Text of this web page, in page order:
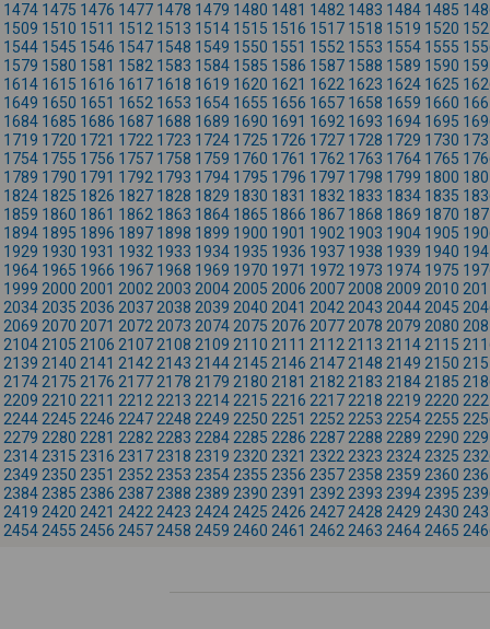
1474 1475 1476 1477 1478 1479 1480 1481 1482 1483 1484 1485
1509 1510 1511 1512 1513 1514 1515 1516 1517 1518 1519 1520
1544 1545 1546 1547 1548 1549 1550 1551 1552 1553 1554 1555
1579 1580 1581 1582 1583 1584 1585 1586 1587 1588 1589 1590
1614 1615 1616 1617 1618 1619 1620 1621 1622 1623 1624 1625
1649 1650 1651 1652 1653 1654 1655 1656 1657 1658 1659 1660
1684 1685 1686 1687 1688 1689 1690 1691 1692 1693 1694 1695
1719 1720 1721 1722 1723 1724 1725 1726 1727 1728 1729 1730
1754 1755 1756 1757 1758 1759 1760 1761 1762 1763 1764 1765
1789 1790 1791 1792 1793 1794 1795 1796 1797 1798 1799 1800
1824 1825 1826 1827 1828 1829 1830 1831 1832 1833 1834 1835
1859 1860 1861 1862 1863 1864 1865 1866 1867 1868 1869 1870
1894 1895 1896 1897 1898 1899 1900 1901 1902 1903 1904 1905
1929 1930 1931 1932 1933 1934 1935 1936 1937 1938 1939 1940
1964 1965 1966 1967 1968 1969 1970 1971 1972 1973 1974 1975
1999 2000 2001 2002 2003 2004 2005 2006 2007 2008 2009 2010
2034 2035 2036 2037 2038 2039 2040 2041 2042 2043 2044 2045
2069 2070 2071 2072 2073 2074 2075 2076 2077 2078 2079 2080
2104 2105 2106 2107 2108 2109 2110 2111 2112 2113 2114 2115
2139 2140 2141 2142 2143 2144 2145 2146 2147 2148 2149 2150
2174 2175 2176 2177 2178 2179 2180 2181 2182 2183 2184 2185
2209 2210 2211 2212 2213 2214 2215 2216 2217 2218 2219 2220
2244 2245 2246 2247 2248 2249 2250 2251 2252 2253 2254 2255
2279 2280 2281 2282 2283 2284 2285 2286 2287 2288 2289 2290
2314 2315 2316 2317 2318 2319 2320 2321 2322 2323 2324 2325
2349 2350 2351 2352 2353 2354 2355 2356 2357 2358 2359 2360
2384 2385 2386 2387 2388 2389 2390 2391 2392 2393 2394 2395
2419 2420 2421 2422 2423 2424 2425 2426 2427 2428 2429 2430
2454 2455 2456 2457 2458 2459 2460 2461 2462 2463 2464 2465